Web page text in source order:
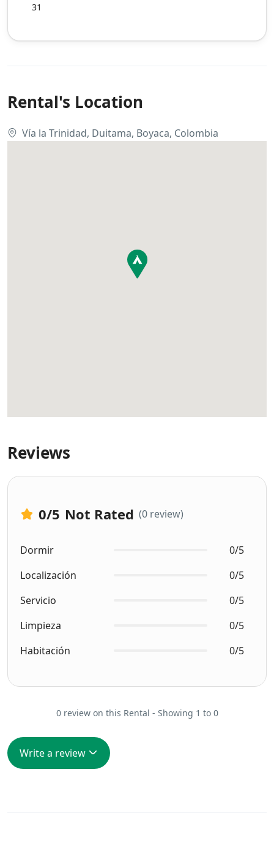
31
Rental's Location
Vía la Trinidad, Duitama, Boyaca, Colombia
Reviews
0/5 Not Rated (0 review)
Dormir
0/5
Localización
0/5
Servicio
0/5
Limpieza
0/5
Habitación
0/5
0 review on this Rental - Showing 1 to 0
Write a review